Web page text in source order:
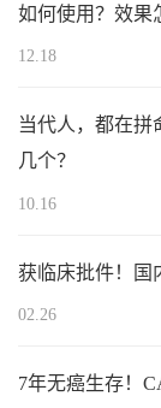
如何使用？效果
12.18
当代人，都在拼
几个？
10.16
获临床批件！国
02.26
7年无癌生存！